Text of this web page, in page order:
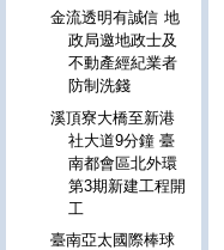
金流透明有誠信 地
政局邀地政士及
不動產經紀業者
防制洗錢
溪頂寮大橋至新港
社大道9分鐘 臺
南都會區北外環
第3期新建工程開
工
臺南亞太國際棒球